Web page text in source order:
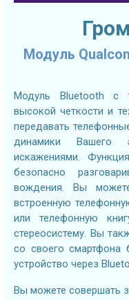
Модуль
Модуль Bluetooth с
высокой четкости и
передавать
динамики Вашего
искажениями.
безопасно
вождения. Вы
встроенную
или телефонную
стереосистему. Вы
со своего смартфона
устройство через
Вы можете совершать